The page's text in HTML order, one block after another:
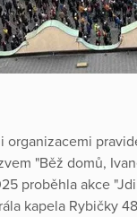
organizacemi
"Běž domů,
proběhla akce
kapela Rybičky